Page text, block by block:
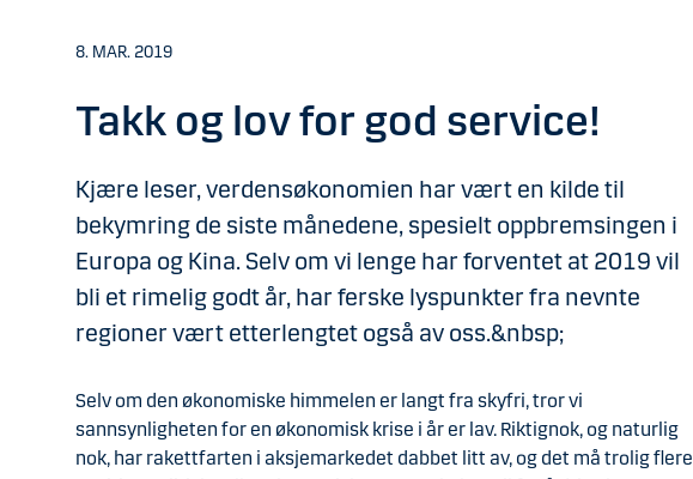
8. MAR. 2019
Takk og lov for god service!
Kjære leser, verdensøkonomien har vært en kilde til
bekymring de siste månedene, spesielt oppbremsingen i
Europa og Kina. Selv om vi lenge har forventet at 2019 vil
bli et rimelig godt år, har ferske lyspunkter fra nevnte
regioner vært etterlengtet også av oss.&nbsp;
Selv om den økonomiske himmelen er langt fra skyfri, tror vi
sannsynligheten for en økonomisk krise i år er lav. Riktignok, og naturlig
nok, har rakettfarten i aksjemarkedet dabbet litt av, og det må trolig flere